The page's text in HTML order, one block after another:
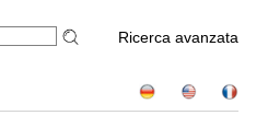
Ricerca avanzata